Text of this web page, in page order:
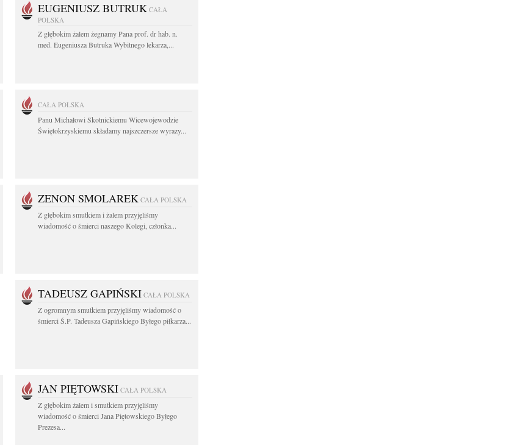
EUGENIUSZ BUTRUK CAŁA
POLSKA
Z głębokim żalem żegnamy Pana prof. dr hab. n.
med. Eugeniusza Butruka Wybitnego lekarza,...
CAŁA POLSKA
Panu Michałowi Skotnickiemu Wicewojewodzie
Świętokrzyskiemu składamy najszczersze wyrazy...
ZENON SMOLAREK CAŁA POLSKA
Z głębokim smutkiem i żalem przyjęliśmy
wiadomość o śmierci naszego Kolegi, członka...
TADEUSZ GAPIŃSKI CAŁA POLSKA
Z ogromnym smutkiem przyjęliśmy wiadomość o
śmierci Ś.P. Tadeusza Gapińskiego Byłego piłkarza...
JAN PIĘTOWSKI CAŁA POLSKA
Z głębokim żalem i smutkiem przyjęliśmy
wiadomość o śmierci Jana Piętowskiego Byłego
Prezesa...